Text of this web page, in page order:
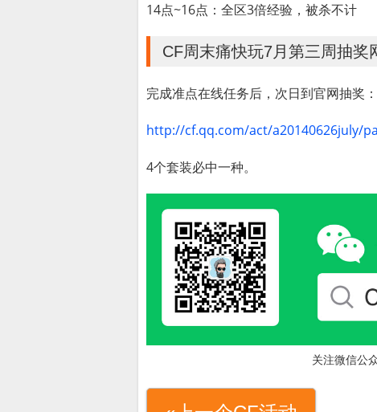
14点~16点：全区3倍经验，被杀不计
CF周末痛快玩7月第三周抽奖
完成准点在线任务后，次日到官网抽奖：
http://cf.qq.com/act/a20140626july/
4个套装必中一种。
关注微信公